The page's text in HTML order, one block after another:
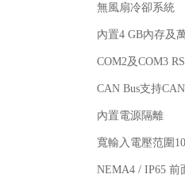
無風扇冷卻系統
內置4 GB內存及
COM2及COM3
CAN Bus支持
內置電源隔離
寬輸入電壓范圍
NEMA4 / IP65 前